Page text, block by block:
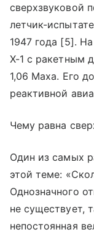
сверхзвуковой
летчик-
1947 года [5].
X-1 с ракетным
1,06 Маха. Его
реактивной
Чему равна
Один из самых
этой теме:
Однозначного
не существует,
непостоянная